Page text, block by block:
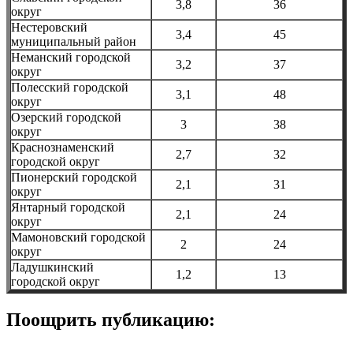
округ
3,8
36
Нестеровский
муниципальный район
3,4
45
Неманский городской
округ
3,2
37
Полесский городской
округ
3,1
48
Озерский городской
округ
3
38
Краснознаменский
городской округ
2,7
32
Пионерский городской
округ
2,1
31
Янтарный городской
округ
2,1
24
Мамоновский городской
округ
2
24
Ладушкинский
городской округ
1,2 13
Поощрить публикацию: